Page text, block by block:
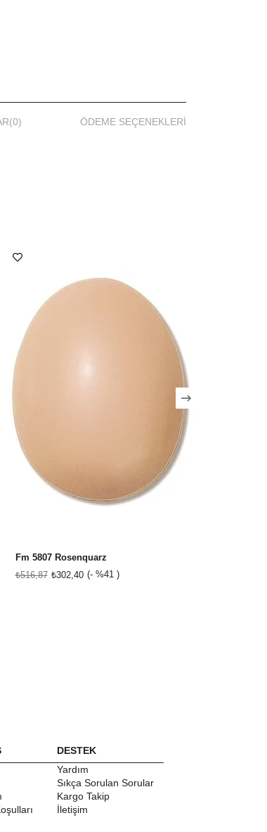
(0) ÖDEME SEÇENEKLERI
Fm 5807 Rosenquarz
₺302,40
₺516,87 %41
DESTEK
Yardım
Sıkça Sorulan Sorular
Kargo Takip
İletişim